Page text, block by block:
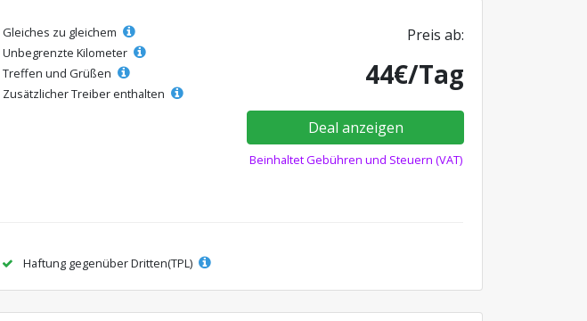
Gleiches zu gleichem
Unbegrenzte Kilometer
Treffen und Grüßen
Zusätzlicher Treiber enthalten
Preis ab:
44€/Tag
Deal anzeigen
Beinhaltet Gebühren und Steuern (VAT)
Haftung gegenüber Dritten(TPL)